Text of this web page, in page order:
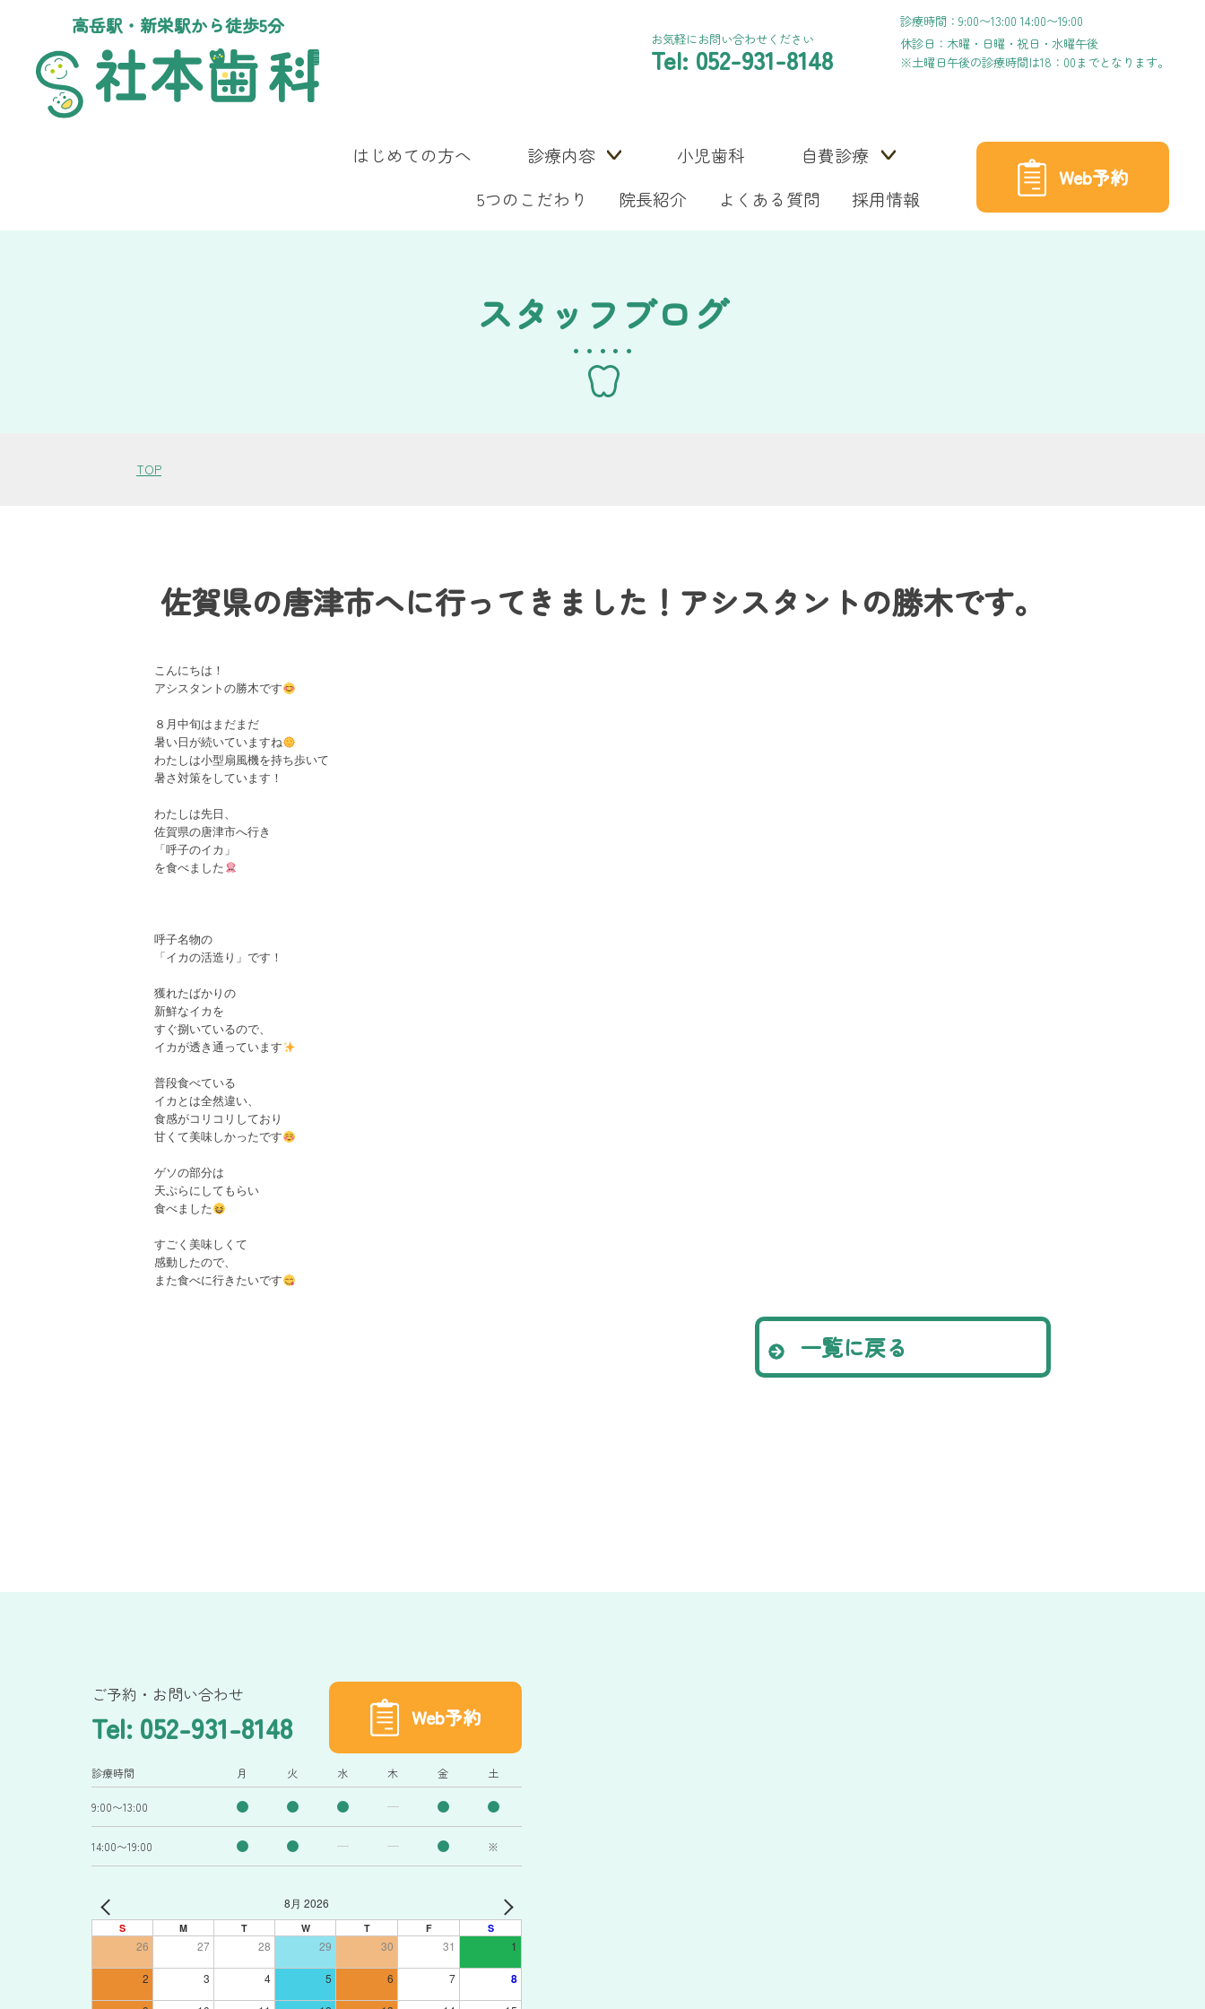
高岳駅・新栄駅から徒歩5分
お気軽にお問い合わせください
Tel: 052-931-8148
診療時間：9:00〜13:00 14:00〜19:00
休診日：木曜・日曜・祝日・水曜午後
※土曜日午後の診療時間は18：00までとなります。
Web予約
はじめての方へ 診療内容 小児歯科
自費診療
5つのこだわり
院長紹介 よくある質問 採用情報
スタッフブログ
TOP
佐賀県の唐津市へに行ってきました！アシスタントの勝木です。
こんにちは！
アシスタントの勝木です
８月中旬はまだまだ
暑い日が続いていますね
わたしは小型扇風機を持ち歩いて
暑さ対策をしています！
わたしは先日、
佐賀県の唐津市へ行き
「呼子のイカ」
を食べました
呼子名物の
「イカの活造り」です！
獲れたばかりの
新鮮なイカを
すぐ捌いているので、
イカが透き通っています
普段食べている
イカとは全然違い、
食感がコリコリしており
甘くて美味しかったです
ゲソの部分は
天ぷらにしてもらい
食べました
すごく美味しくて
感動したので、
また食べに行きたいです
一覧に戻る
ご予約・お問い合わせ
Tel: 052-931-8148 Web予約
診療時間 月 火 水 木 金 土
9:00〜13:00
14:00〜19:00 ※
8月 2026
S M T W T F S
26 27 28 29 30 31 1
2 3 4 5 6 7 8